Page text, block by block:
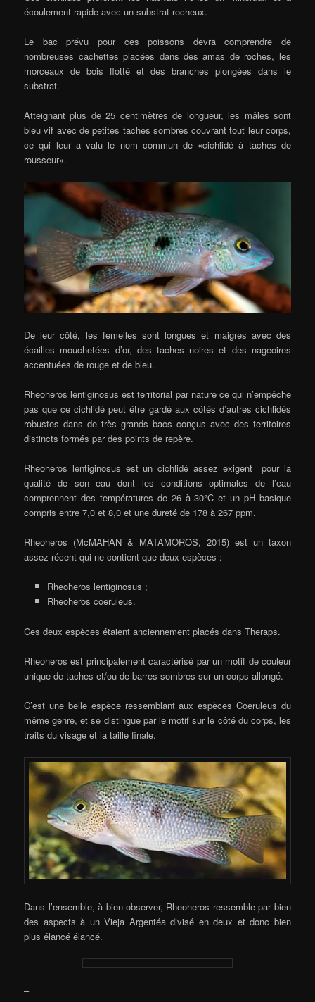
écoulement rapide avec un substrat rocheux.
Le bac prévu pour ces poissons devra comprendre de
nombreuses cachettes placées dans des amas de roches, les
morceaux de bois flotté et des branches plongées dans le
substrat.
Atteignant plus de 25 centimètres de longueur, les mâles sont
bleu vif avec de petites taches sombres couvrant tout leur corps,
ce qui leur a valu le nom commun de «cichlidé à taches de
rousseur».
De leur côté, les femelles sont longues et maigres avec des
écailles mouchetées d’or, des taches noires et des nageoires
accentuées de rouge et de bleu.
Rheoheros lentiginosus est territorial par nature ce qui n’empêche
pas que ce cichlidé peut être gardé aux côtés d’autres cichlidés
robustes dans de très grands bacs conçus avec des territoires
distincts formés par des points de repère.
Rheoheros lentiginosus est un cichlidé assez exigent pour la
qualité de son eau dont les conditions optimales de l’eau
comprennent des températures de 26 à 30°C et un pH basique
compris entre 7,0 et 8,0 et une dureté de 178 à 267 ppm.
Rheoheros (McMAHAN & MATAMOROS, 2015) est un taxon
assez récent qui ne contient que deux espèces :
Rheoheros lentiginosus ;
Rheoheros coeruleus.
Ces deux espèces étaient anciennement placés dans Theraps.
Rheoheros est principalement caractérisé par un motif de couleur
unique de taches et/ou de barres sombres sur un corps allongé.
C’est une belle espèce ressemblant aux espèces Coeruleus du
même genre, et se distingue par le motif sur le côté du corps, les
traits du visage et la taille finale.
Dans l’ensemble, à bien observer, Rheoheros ressemble par bien
des aspects à un Vieja Argentéa divisé en deux et donc bien
plus élancé élancé.
–